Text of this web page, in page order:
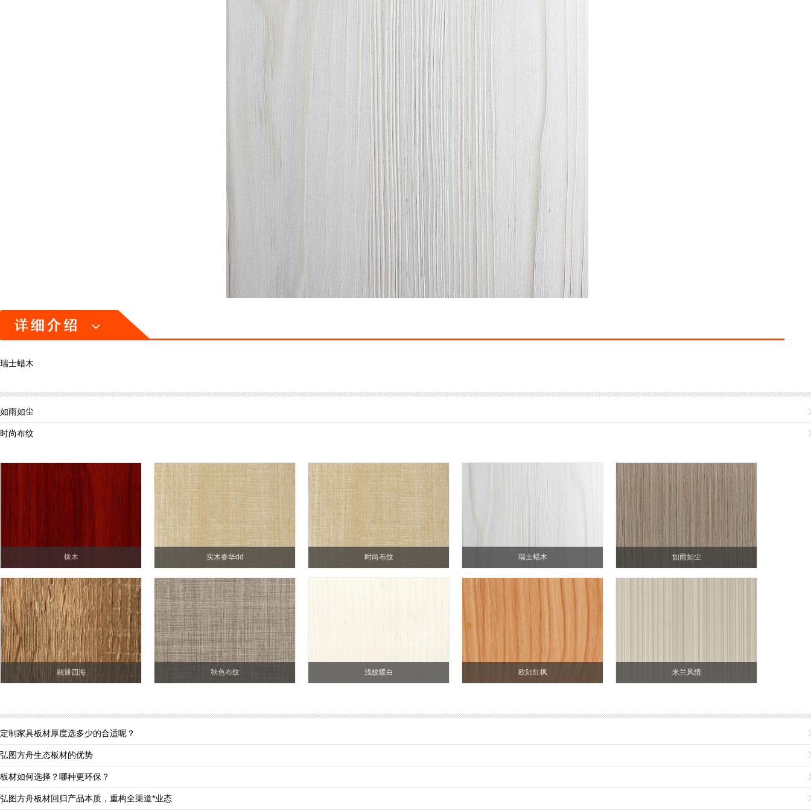
瑞士蜡木
如雨如尘
时尚布纹
橡木 实木春华dd 时尚布纹 瑞士蜡木 如雨如尘
融通四海 秋色布纹 浅纹暖白 欧陆红枫 米兰风情
定制家具板材厚度选多少的合适呢？
弘图方舟生态板材的优势
板材如何选择？哪种更环保？
弘图方舟板材回归产品本质，重构全渠道*业态